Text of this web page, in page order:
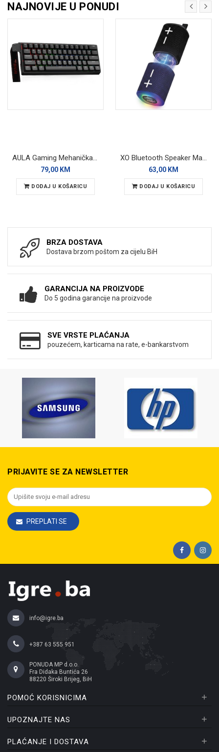
NAJNOVIJE U PONUDI
AULA Gaming Mehanička Tastatura RGB WiN60 HE
79,00 KM
DODAJ U KOŠARICU
XO Bluetooth Speaker Magnetic F79 RGB
63,00 KM
DODAJ U KOŠARICU
BRZA DOSTAVA
Dostava brzom poštom za cijelu BiH
GARANCIJA NA PROIZVODE
Do 5 godina garancije na proizvode
SVE VRSTE PLAĆANJA
pouzećem, karticama na rate, e-bankarstvom
PRIJAVITE SE ZA NEWSLETTER
PREPLATI SE
info@igre.ba
+387 63 555 951
PONUDA MP d.o.o.
Fra Didaka Buntića 26
88220 Široki Brijeg, BiH
POMOĆ KORISNICIMA +
UPOZNAJTE NAS +
PLAĆANJE I DOSTAVA +